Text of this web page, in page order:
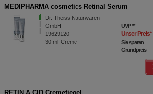
MEDIPHARMA cosmetics Retinal Serum
Dr. Theiss Naturwaren
GmbH
19629120
30 ml Creme
UVP**
Unser Preis*
Sie sparen
Grundpreis
RETIN A CID Cremetiegel